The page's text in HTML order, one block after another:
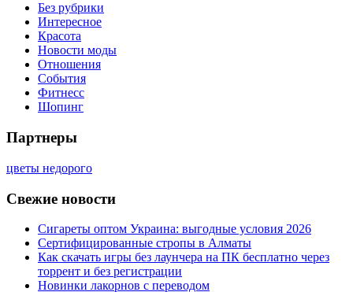
Без рубрики
Интересное
Красота
Новости моды
Отношения
События
Фитнесс
Шопинг
Партнеры
цветы недорого
Свежие новости
Сигареты оптом Украина: выгодные условия 2026
Сертифицированные стропы в Алматы
Как скачать игры без лаунчера на ПК бесплатно через
торрент и без регистрации
Новинки лакорнов с переводом